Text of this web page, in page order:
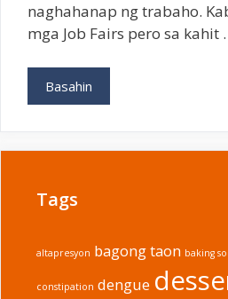
naghahanap ng trabaho.
mga Job Fairs pero sa kahit
Basahin
Mag-
Tags
altapresyon bagong taon baking
constipation dengue